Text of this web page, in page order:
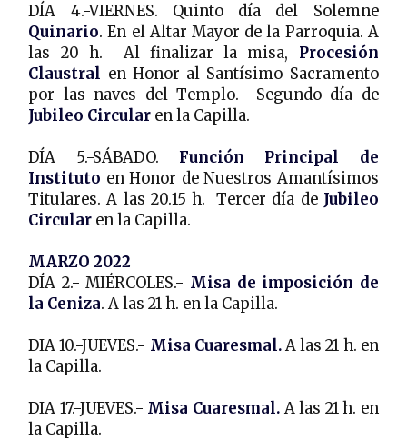
DÍA 4.-VIERNES. Quinto día del Solemne
Quinario. En el Altar Mayor de la Parroquia. A
las 20 h. Al finalizar la misa, Procesión
Claustral en Honor al Santísimo Sacramento
por las naves del Templo. Segundo día de
Jubileo Circular en la Capilla.
DÍA 5.-SÁBADO. Función Principal de
Instituto en Honor de Nuestros Amantísimos
Titulares. A las 20.15 h. Tercer día de Jubileo
Circular en la Capilla.
MARZO 2022
DÍA 2.- MIÉRCOLES.- Misa de imposición de
la Ceniza. A las 21 h. en la Capilla.
DIA 10.-JUEVES.- Misa Cuaresmal.A las 21 h. en
la Capilla.
DIA 17.-JUEVES.- Misa Cuaresmal.A las 21 h. en
la Capilla.